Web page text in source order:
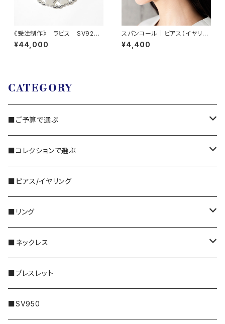
《受注制作》 ラピス SV925
ハート サークル ネックレ
ス
¥44,000
スパンコール｜ピアス（イヤリン
グ交換可）
¥4,400
CATEGORY
■ご予算で選ぶ
3,000円～
5,000円～
10,000円〜
30,000円〜
50,000円〜
100,000円〜
■コレクションで選ぶ
・国産ビーズ｜FORM
・天然石｜Gemstone
特別な｜Sleek
普段に｜Freedom
・天然石｜Twinkle
・メタル｜Amulet
■ピアス/イヤリング
■リング
シルバー
ゴールド
プラチナ
■ネックレス
14KGF
シルバー
■ブレスレット
■SV950